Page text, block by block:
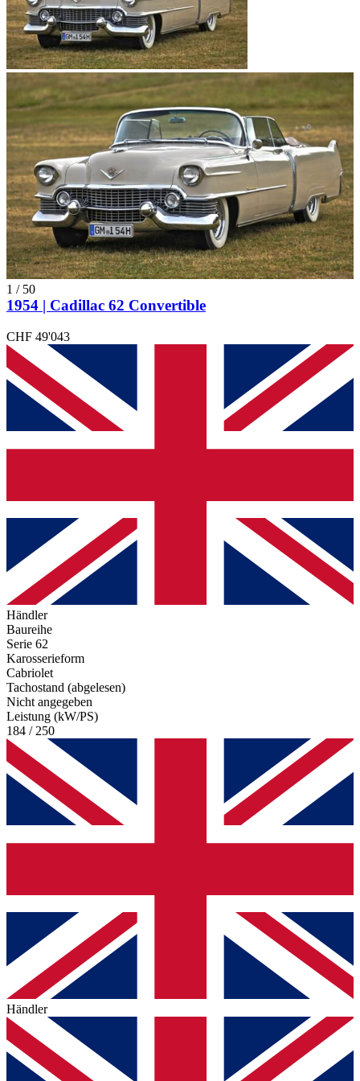
1 / 50
1954 | Cadillac 62 Convertible
CHF 49'043
Händler
Baureihe
Serie 62
Karosserieform
Cabriolet
Tachostand (abgelesen)
Nicht angegeben
Leistung (kW/PS)
184 / 250
Händler